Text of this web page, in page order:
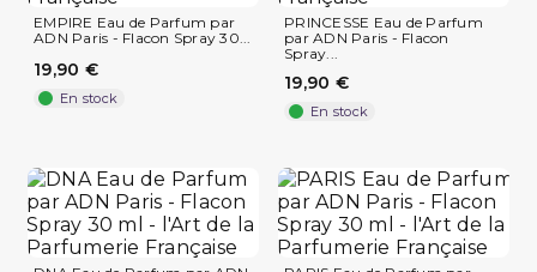
EMPIRE Eau de Parfum par
ADN Paris - Flacon Spray 30...
19,90 €
En stock
PRINCESSE Eau de Parfum
par ADN Paris - Flacon
Spray...
19,90 €
En stock